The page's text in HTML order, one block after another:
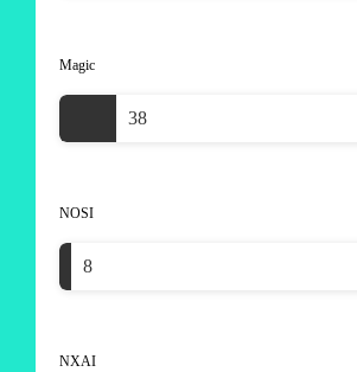
Magic
NOSI
NXAI